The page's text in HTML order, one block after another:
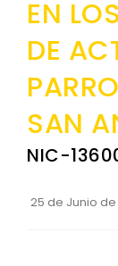
GESTIÓN
Plan de
Plan
Plan
EN
DE
SAN
NIC-
25 de Junio